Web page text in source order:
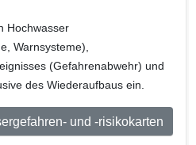
Hochwasser
Warnsysteme),
(Gefahrenabwehr) und
des Wiederaufbaus ein.
und -risikokarten